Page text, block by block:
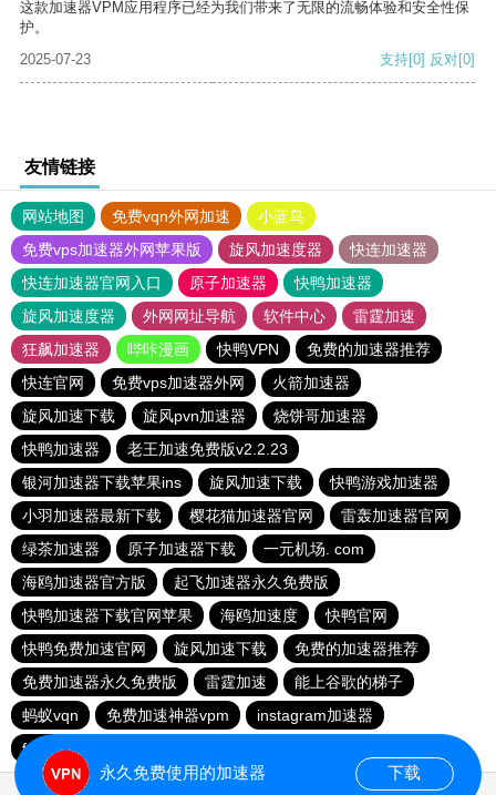
这款加速器VPM应用程序已经为我们带来了无限的流畅体验和安全性保
护。
2025-07-23
支持[0] 反对[0]
友情链接
网站地图 免费vqn外网加速
小蓝鸟
免费vps加速器外网苹果版
旋风加速度器
快连加速器
快连加速器官网入口
原子加速器
快鸭加速器
旋风加速度器
外网网址导航 软件中心
雷霆加速
狂飙加速器
哔咔漫画 快鸭VPN
免费的加速器推荐
快连官网
免费vps加速器外网
火箭加速器
旋风加速下载
旋风pvn加速器
烧饼哥加速器
快鸭加速器
老王加速免费版v2.2.23
银河加速器下载苹果ins
旋风加速下载
快鸭游戏加速器
小羽加速器最新下载
樱花猫加速器官网
雷轰加速器官网
绿茶加速器
原子加速器下载
一元机场. com
海鸥加速器官方版
起飞加速器永久免费版
快鸭加速器下载官网苹果
海鸥加速度
快鸭官网
快鸭免费加速官网
旋风加速下载
免费的加速器推荐
免费加速器永久免费版
雷霆加速
能上谷歌的梯子
蚂蚁vqn
免费加速神器vpm
instagram加速器
fy66加速器
永久免费使用的加速器 下载